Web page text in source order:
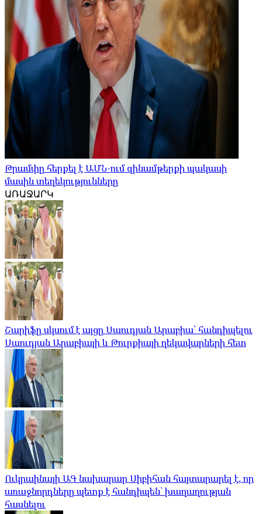
Թրամփը հերքել է ԱՄՆ-ում զինամթերքի պակասի
մասին տեղեկությունները
ԱՌԱՋԱՐԿ
Շարիֆը սկսում է այցը Սաուդյան Արաբիա՝ հանդիպելու
Սաուդյան Արաբիայի և Թուրքիայի ղեկավարների հետ
Ուկրաինայի ԱԳ նախարար Սիբիհան հայտարարել է, որ
առաջնորդները պետք է հանդիպեն՝ խաղաղության
հասնելու